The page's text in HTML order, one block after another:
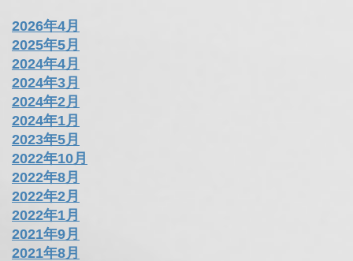
2026年4月
2025年5月
2024年4月
2024年3月
2024年2月
2024年1月
2023年5月
2022年10月
2022年8月
2022年2月
2022年1月
2021年9月
2021年8月